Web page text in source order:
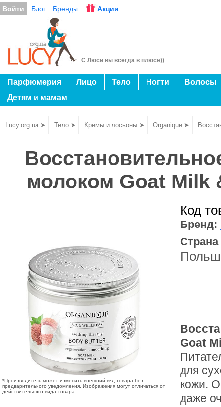
Войти Блог Бренды Акции
С Люси вы всегда в плюсе))
Парфюмерия Лицо Тело Ногти
Волосы
Детям и мамам
Lucy.org.ua ➤ Тело ➤ Кремы и лосьоны ➤ Organique ➤
молоком Goat Milk
*Производитель может изменить внешний вид товара без
предварительного уведомления. Изображения могут отличаться от
действительного вида товара
Код
Бренд:
Goat
для
кожи.
даже